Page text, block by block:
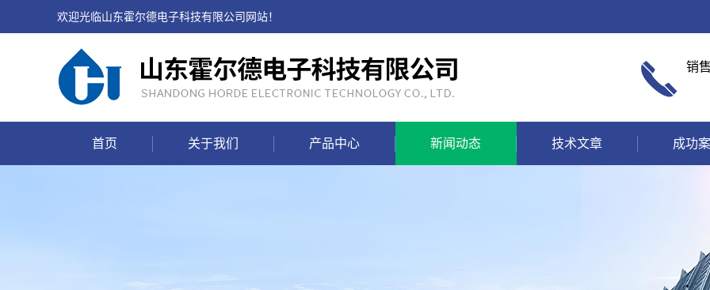
欢迎光临山东霍尔德电子科技有限公司网站！
销
首页 关于我们 产品中心 新闻动态 技术文章 成功